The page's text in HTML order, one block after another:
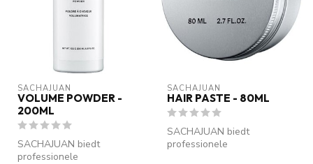
SACHAJUAN
VOLUME POWDER -
200ML
SACHAJUAN biedt
professionele
SACHAJUAN
HAIR PASTE - 80ML
SACHAJUAN biedt
professionele